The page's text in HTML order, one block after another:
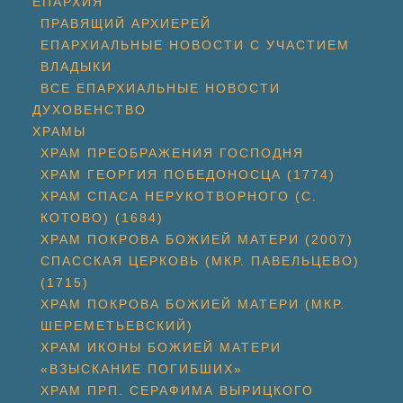
ПРАВЯЩИЙ АРХИЕРЕЙ
ЕПАРХИАЛЬНЫЕ НОВОСТИ С УЧАСТИЕМ
ВЛАДЫКИ
ВСЕ ЕПАРХИАЛЬНЫЕ НОВОСТИ
ДУХОВЕНСТВО
ХРАМЫ
ХРАМ ПРЕОБРАЖЕНИЯ ГОСПОДНЯ
ХРАМ ГЕОРГИЯ ПОБЕДОНОСЦА (1774)
ХРАМ СПАСА НЕРУКОТВОРНОГО (С.
КОТОВО) (1684)
ХРАМ ПОКРОВА БОЖИЕЙ МАТЕРИ (2007)
СПАССКАЯ ЦЕРКОВЬ (МКР. ПАВЕЛЬЦЕВО)
(1715)
ХРАМ ПОКРОВА БОЖИЕЙ МАТЕРИ (МКР.
ШЕРЕМЕТЬЕВСКИЙ)
ХРАМ ИКОНЫ БОЖИЕЙ МАТЕРИ
«ВЗЫСКАНИЕ ПОГИБШИХ»
ХРАМ ПРП. СЕРАФИМА ВЫРИЦКОГО